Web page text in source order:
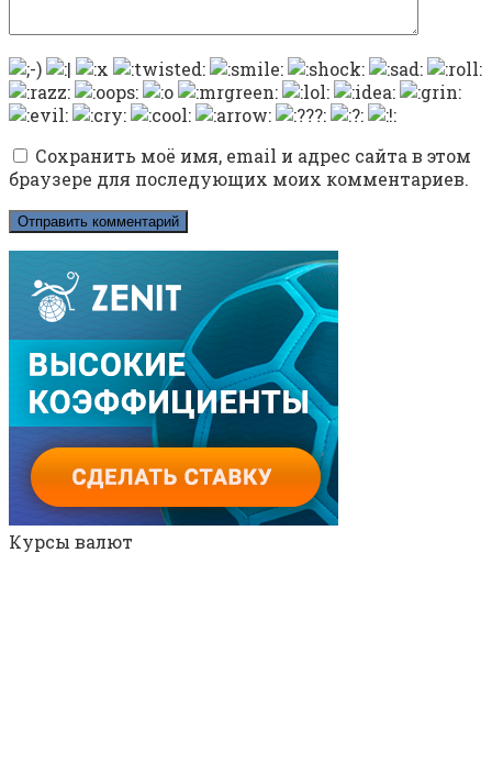
Сохранить моё имя, email и адрес сайта в этом
браузере для последующих моих комментариев.
Курсы валют